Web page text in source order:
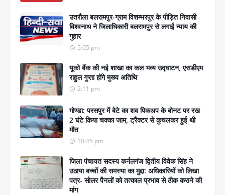
उतरौला बलरामपुर-ग्राम विशम्भरपुर के पीड़ित निवासी
विश्वनाथ ने जिलाधिकारी बलरामपुर से लगाईं न्याय की
गुहार
5:05 pm
यूको बैंक की नई शाखा का कल भव्य उद्घाटन, एसडीएम
राहुल गुप्ता होंगे मुख्य अतिथि
2:11 pm
गोण्डा: परसपुर में बेटे का शव पिकअप के बोनट पर रख
2 घंटे किया चक्का जाम, ट्रैक्टर से कुचलकर हुई थी
मौत
10:45 pm
जिला पंचायत सदस्य कर्नलगंज द्वितीय विवेक सिंह ने
उठाया बच्चों की समस्या का मुद्दा: अधिकारियों को लिखा
पत्र- सोलर पैनलों को तत्काल प्रभाव से ठीक कराने की
मांग